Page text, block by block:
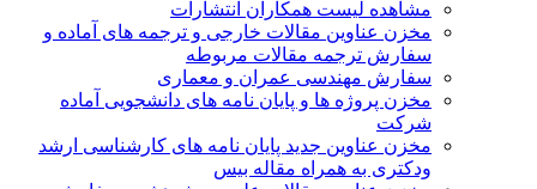
مشاهده لیست همکاران انتشارات
مخزن عناوین مقالات خارجی و ترجمه های آماده و
سفارش ترجمه مقالات مربوطه
سفارش مهندسی عمران و معماری
مخزن پروژه ها و پایان نامه های دانشجویی آماده
شرکت
مخزن عناوین جدید پایان نامه های کارشناسی ارشد
ودکتری به همراه مقاله بیس